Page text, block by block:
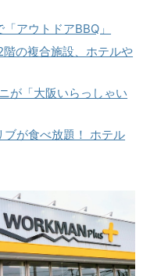
アウトドアBBQ」
の複合施設、ホテルや
が「大阪いらっしゃい
が食べ放題！ ホテル